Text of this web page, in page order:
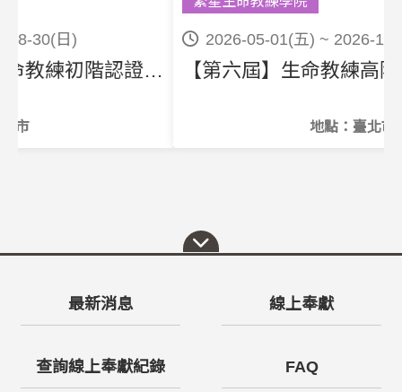
2026-05-01(五) ~ 2026-11-29(日)
【第六屆】生命教練高階認證課程 Life Coaching Level 3
最新消息 線上奉獻
查詢線上奉獻紀錄 FAQ